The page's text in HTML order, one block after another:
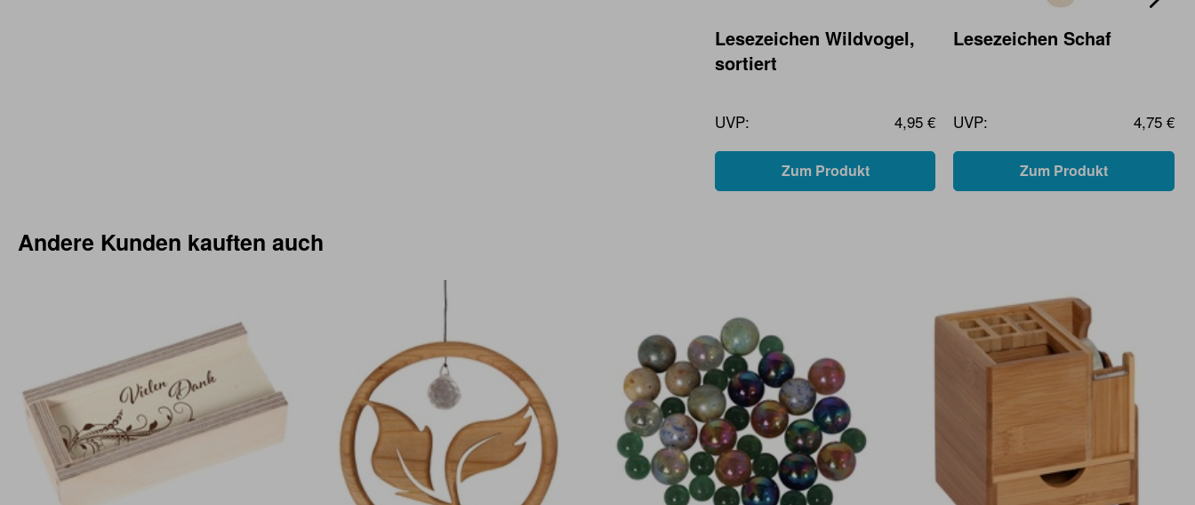
Lesezeichen Wildvogel,
sortiert
UVP: 4,95 €
Zum Produkt
Lesezeichen Schaf
UVP: 4,75 €
Zum Produkt
Andere Kunden kauften auch